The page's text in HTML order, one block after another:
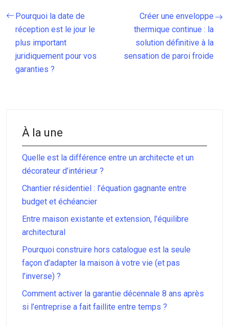
Pourquoi la date de
réception est le jour le
plus important
juridiquement pour vos
garanties ?
Créer une enveloppe
thermique continue : la
solution définitive à la
sensation de paroi froide
À la une
Quelle est la différence entre un architecte et un
décorateur d’intérieur ?
Chantier résidentiel : l’équation gagnante entre
budget et échéancier
Entre maison existante et extension, l’équilibre
architectural
Pourquoi construire hors catalogue est la seule
façon d’adapter la maison à votre vie (et pas
l’inverse) ?
Comment activer la garantie décennale 8 ans après
si l’entreprise a fait faillite entre temps ?